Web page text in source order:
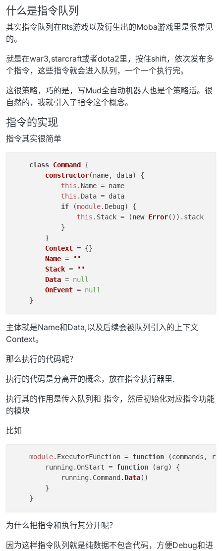
什么是指令队列
其实指令队列在Rts游戏以及衍生出的Moba游戏里是很常见
的。
就是在war3,starcraft或者dota2里，按住shift，依次发布多
个指令，这些指令就会进入队列，一个一个执行完。
这很策略，巧的是，写Mud全自动机器人也是个策略活。很
自然的，我就引入了指令这个概念。
指令的实现
指令其实很简单
class Command
{
constructor(name, data) {
this . Name = name
this . Data = data
if (module. Debug) {
this . Stack = (new Error()). stack
            }
        }
Context = {}
Name =
""
Stack =
""
Data = null
OnEvent = null
主体就是Name和Data,以及后续会被队列引入的上下文
Context。
那么执行的代码呢？
执行的代码是分离开的概念，放在指令执行器里.
执行其的作用是传入队列和 指令，然后初始化对应指令功能
的模块
比如
module. ExecutorFunction = function (commands,
        running.
OnStart = function (arg) {
            running.
Command . Data()
        }
为什么把指令和执行其分开呢？
因为这样指令队列就是纯数据不包含代码，方便Debug和进